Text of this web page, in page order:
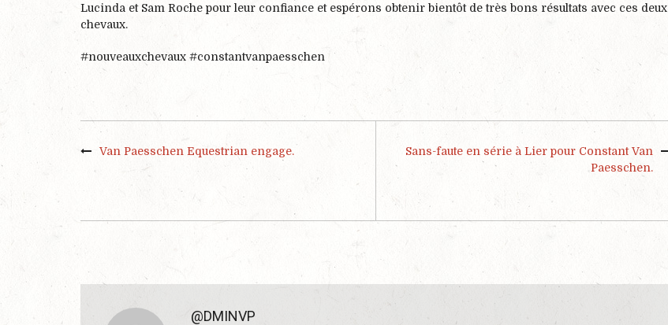
Lucinda et Sam Roche pour leur confiance et espérons obtenir bientôt de très bons résultats avec ces deux
chevaux.
#nouveauxchevaux #constantvanpaesschen
Van Paesschen Equestrian engage.
Sans-faute en série à Lier pour Constant Van
Paesschen.
@DMINVP